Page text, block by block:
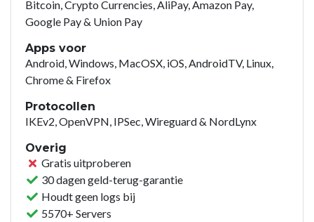
Bitcoin, Crypto Currencies, AliPay, Amazon Pay,
Google Pay & Union Pay
Apps voor
Android, Windows, MacOSX, iOS, AndroidTV, Linux,
Chrome & Firefox
Protocollen
IKEv2, OpenVPN, IPSec, Wireguard & NordLynx
Overig
Gratis uitproberen
30 dagen geld-terug-garantie
Houdt geen logs bij
5570+ Servers